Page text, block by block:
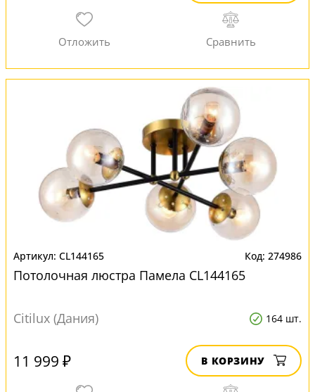
CL144165 274986
Потолочная люстра Памела CL144165
Citilux (Дания) 164 шт.
11 999 ₽ В КОРЗИНУ